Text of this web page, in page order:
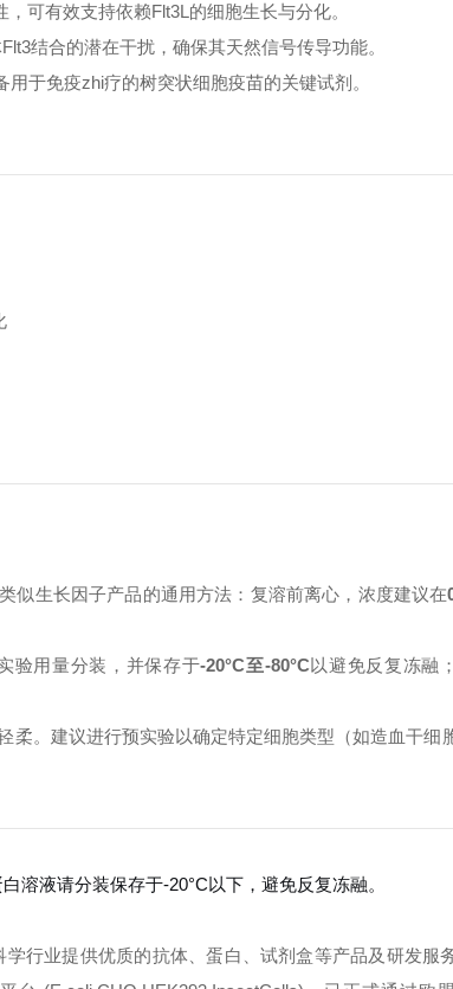
可有效支持依赖Flt3L的细胞生长与分化。
结合的潜在干扰，确保其天然信号传导功能。
用于免疫zhi疗的树突状细胞疫苗的关键试剂。
似生长因子产品的通用方法：复溶前离心，浓度建议在
验用量分装，并保存于-20°C至-80°C以避免反复冻融
。建议进行预实验以确定特定细胞类型（如造血干细
溶液请分装保存于-20°C以下，避免反复冻融。
行业提供优质的抗体、蛋白、试剂盒等产品及研发服